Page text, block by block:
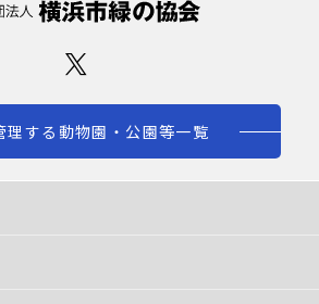
理する動物園・公園等一覧